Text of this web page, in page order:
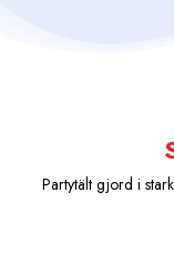
Partytält gjord i